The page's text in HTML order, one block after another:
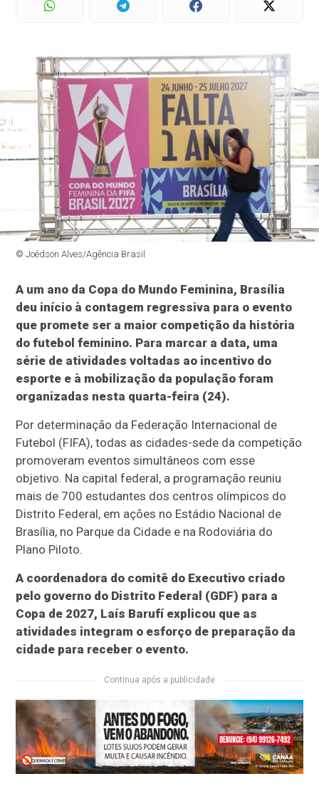
© Joédson Alves/Agência Brasil
A um ano da Copa do Mundo Feminina, Brasília
deu início à contagem regressiva para o evento
que promete ser a maior competição da história
do futebol feminino. Para marcar a data, uma
série de atividades voltadas ao incentivo do
esporte e à mobilização da população foram
organizadas nesta quarta-feira (24).
Por determinação da Federação Internacional de
Futebol (FIFA), todas as cidades-sede da competição
promoveram eventos simultâneos com esse
objetivo. Na capital federal, a programação reuniu
mais de 700 estudantes dos centros olímpicos do
Distrito Federal, em ações no Estádio Nacional de
Brasília, no Parque da Cidade e na Rodoviária do
Plano Piloto.
A coordenadora do comitê do Executivo criado
pelo governo do Distrito Federal (GDF) para a
Copa de 2027, Laís Barufí explicou que as
atividades integram o esforço de preparação da
cidade para receber o evento.
Continua após a publicidade